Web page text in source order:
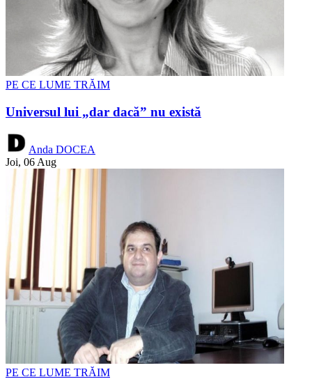
PE CE LUME TRĂIM
Universul lui „dar dacă” nu există
Anda DOCEA
Joi, 06 Aug
PE CE LUME TRĂIM